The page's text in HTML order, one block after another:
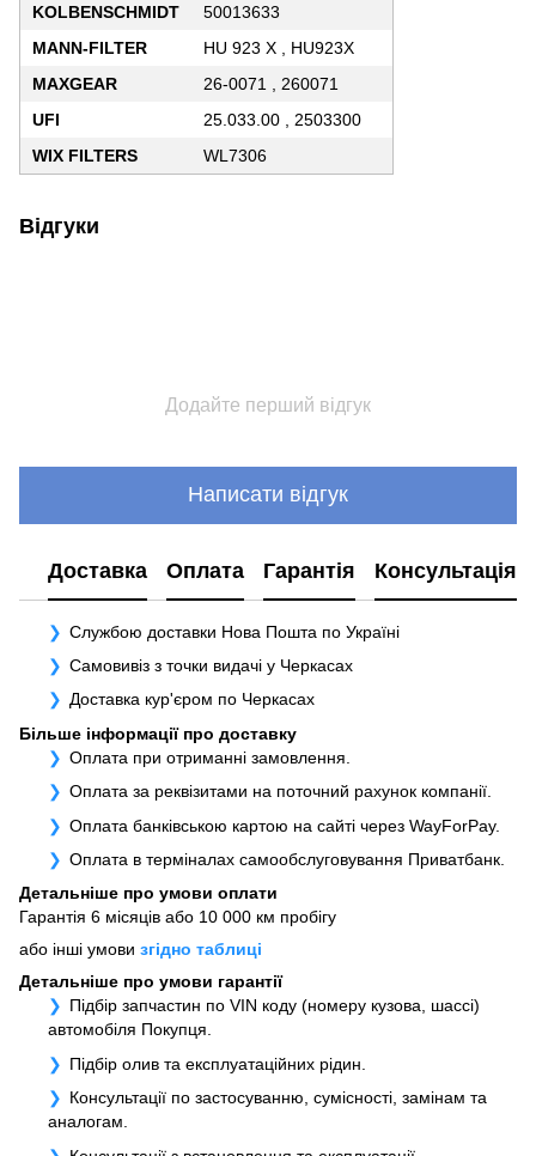
KOLBENSCHMIDT
50013633
MANN-FILTER
HU 923 X , HU923X
MAXGEAR
26-0071 , 260071
UFI
25.033.00 , 2503300
WIX FILTERS
WL7306
Відгуки
Додайте перший відгук
Написати відгук
Доставка Оплата Гарантія Консультація
Службою доставки Нова Пошта по Україні
Самовивіз з точки видачі у Черкасах
Доставка кур'єром по Черкасах
Більше інформації про доставку
Оплата при отриманні замовлення.
Оплата за реквізитами на поточний рахунок компанії.
Оплата банківською картою на сайті через WayForPay.
Оплата в терміналах самообслуговування Приватбанк.
Детальніше про умови оплати
Гарантія 6 місяців або 10 000 км пробігу
або інші умови згідно таблиці
Детальніше про умови гарантії
Підбір запчастин по VIN коду (номеру кузова, шассі)
автомобіля Покупця.
Підбір олив та експлуатаційних рідин.
Консультації по застосуванню, сумісності, замінам та
аналогам.